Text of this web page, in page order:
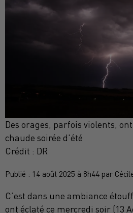
Des orages, parfois violents,
chaude soirée d'été
Crédit : DR
Publié : 14 août 2025 à 8h44 par
C’est dans une ambiance
ont éclaté ce mercredi soir (13